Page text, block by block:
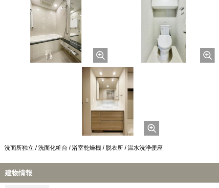
洗面所独立 / 洗面化粧台 / 浴室乾燥機 / 脱衣所 / 温水洗浄便座
建物情報